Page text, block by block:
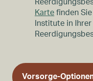
Kartefinden Sie
Institute in
Vorsorge-